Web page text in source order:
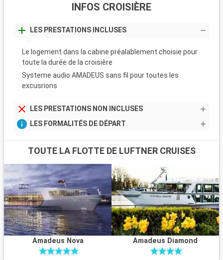
INFOS CROISIÈRE
LES PRESTATIONS INCLUSES
Le logement dans la cabine préalablement choisie pour
toute la durée de la croisière
Systeme audio AMADEUS sans fil pour toutes les
excusrions
LES PRESTATIONS NON INCLUSES
LES FORMALITÉS DE DÉPART
TOUTE LA FLOTTE DE LUFTNER CRUISES
Amadeus Nova Amadeus Diamond